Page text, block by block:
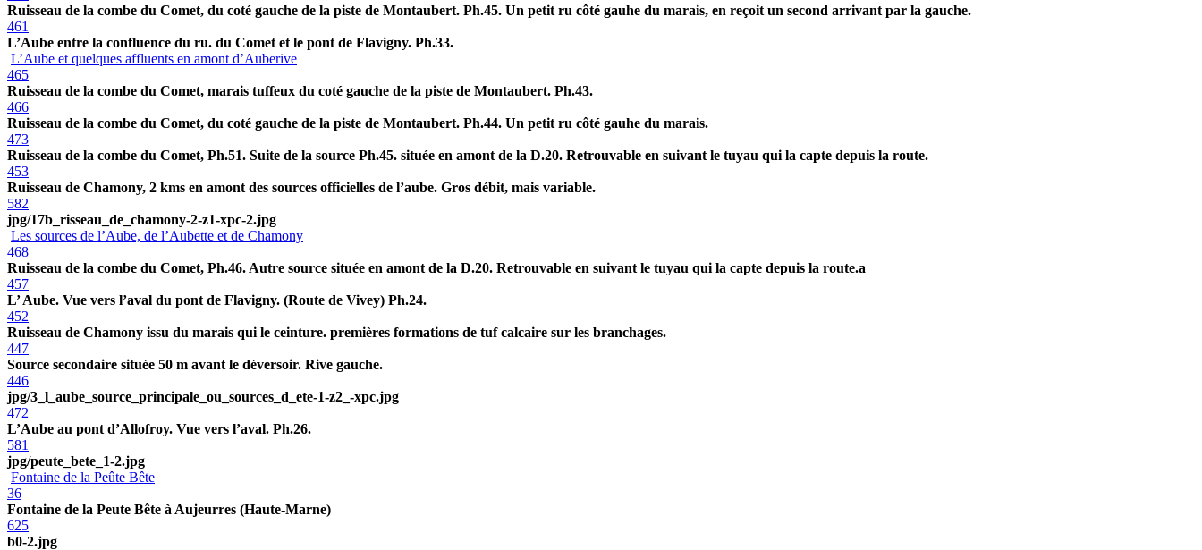
Ruisseau de la combe du Comet, du coté gauche de la piste de Montaubert. Ph.45. Un petit ru côté gauhe du marais, en reçoit un second arrivant par la gauche.
461
L’Aube entre la confluence du ru. du Comet et le pont de Flavigny. Ph.33.
L’Aube et quelques affluents en amont d’Auberive
465
Ruisseau de la combe du Comet, marais tuffeux du coté gauche de la piste de Montaubert. Ph.43.
466
Ruisseau de la combe du Comet, du coté gauche de la piste de Montaubert. Ph.44. Un petit ru côté gauhe du marais.
473
Ruisseau de la combe du Comet, Ph.51. Suite de la source Ph.45. située en amont de la D.20. Retrouvable en suivant le tuyau qui la capte depuis la route.
453
Ruisseau de Chamony, 2 kms en amont des sources officielles de l’aube. Gros débit, mais variable.
582
jpg/17b_risseau_de_chamony-2-z1-xpc-2.jpg
Les sources de l’Aube, de l’Aubette et de Chamony
468
Ruisseau de la combe du Comet, Ph.46. Autre source située en amont de la D.20. Retrouvable en suivant le tuyau qui la capte depuis la route.a
457
L’ Aube. Vue vers l’aval du pont de Flavigny. (Route de Vivey) Ph.24.
452
Ruisseau de Chamony issu du marais qui le ceinture. premières formations de tuf calcaire sur les branchages.
447
Source secondaire située 50 m avant le déversoir. Rive gauche.
446
jpg/3_l_aube_source_principale_ou_sources_d_ete-1-z2_-xpc.jpg
472
L’Aube au pont d’Allofroy. Vue vers l’aval. Ph.26.
581
jpg/peute_bete_1-2.jpg
Fontaine de la Peûte Bête
36
Fontaine de la Peute Bête à Aujeurres (Haute-Marne)
625
b0-2.jpg